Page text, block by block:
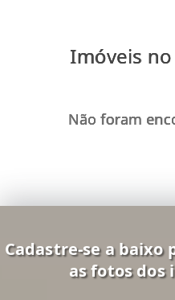
Imóveis
Não foram
Cadastre-se a baixo
as fotos dos